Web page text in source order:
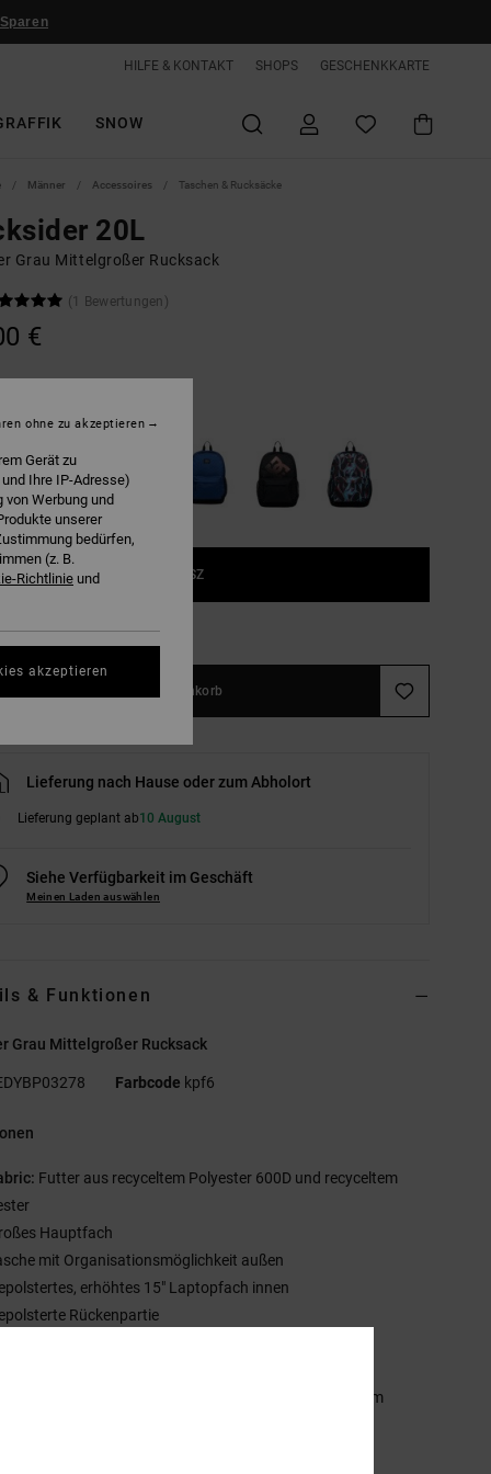
HILFE & KONTAKT SHOPS GESCHENKKARTE
SNOW
Männer Accessoires Taschen & Rucksäcke
20L
Grau Mittelgroßer Rucksack
(1 Bewertungen)
€
1SZ
ansehen
In den Warenkorb
Lieferung nach Hause oder zum Abholort
Lieferung geplant ab10 August
Siehe Verfügbarkeit im Geschäft
Meinen Laden auswählen
& Funktionen
Grau Mittelgroßer Rucksack
Farbcode kpf6
Futter aus recyceltem Polyester 600D und recyceltem
Hauptfach
mit Organisationsmöglichkeit außen
erhöhtes 15" Laptopfach innen
Rückenpartie
16.5" [H] x 12" [W] x 5.5" [D] / 42cm x 31 cm x 14 cm
Gerät zu
Ihre IP-Adresse)
Werbung und
unserer
bedürfen,
(z. B.
Richtlinie und
ohne zu akzeptieren
akzeptieren